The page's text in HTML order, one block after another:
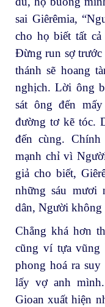
sai Giêrêmia,
cho họ biết tất
Đừng run sợ trước
thánh sẽ hoang
nghịch. Lời ông
sát ông đến
đường tơ kẽ tóc.
đến cùng.
mạnh chỉ vì
giả cho biết,
những sáu mươi
dân, Người không
Chẳng khá hơn
cũng ví tựa vũng
phong hoá ra
lấy vợ anh
Gioan xuất hiện